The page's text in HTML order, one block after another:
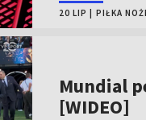
20 LIP PIŁKA
Mundial
[WIDEO]